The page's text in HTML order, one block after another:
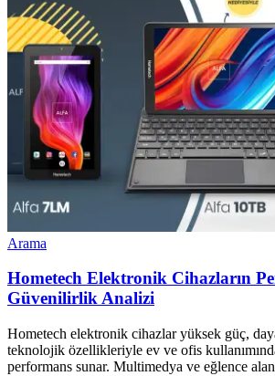
Arama
Hometech Elektronik Cihazların
Güvenilirlik Analizi
Hometech elektronik cihazlar yüksek güç,
teknolojik özellikleriyle ev ve ofis
performans sunar. Multimedya ve eğlence